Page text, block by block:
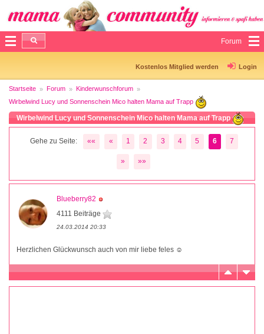
Forum
Kostenlos Mitglied werden Login
Startseite Forum
Kinderwunschforum
Wirbelwind Lucy und Sonnenschein Mico halten Mama auf Trapp
Wirbelwind Lucy und Sonnenschein Mico halten Mama auf Trapp
Gehe zu Seite: «« « 1 2 3 4 5 6 7
» »»
Blueberry82
4111 Beiträge
24.03.2014 20:33
Herzlichen Glückwunsch auch von mir liebe feles ☺